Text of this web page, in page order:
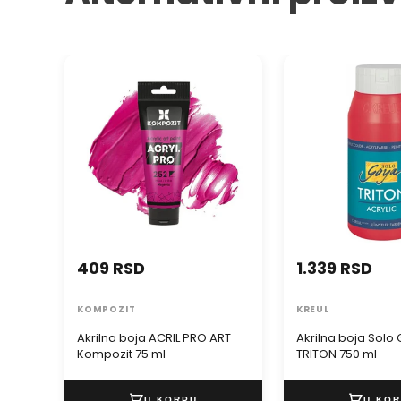
Kompozit 75 ml
Akrilna boja ACRIL PRO ART
Kompozit 75 ml
409 RSD
KOMPOZIT
Akrilna boja Solo
Akrilna boja Solo
TRITON 750 ml
1.339 RSD
KREUL